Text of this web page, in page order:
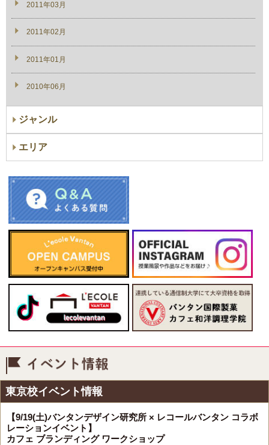
2011年03月
2011年02月
2011年01月
2010年06月
ジャンル
エリア
東京校イベント情報
【9/19(土)バンタンデザイン研究所 × レコールバンタン コラボ
レーションイベント】
カフェ ブランディング ワークショップ